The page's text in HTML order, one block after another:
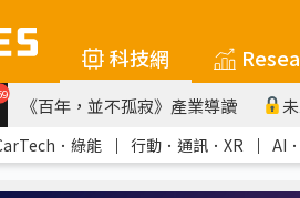
科技網
《百年，並不孤寂》產業導讀
．綠能 ｜ 行動．通訊．XR ｜ AI